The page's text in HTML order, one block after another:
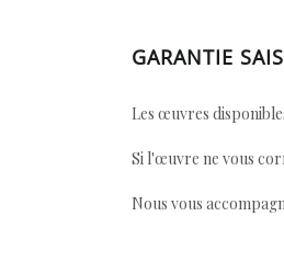
GARANTIE
Les œuvres
Si l'œuvre ne vous
Nous vous